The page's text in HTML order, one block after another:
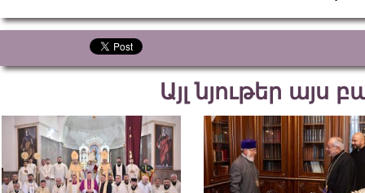
Այլ նյութեր այս